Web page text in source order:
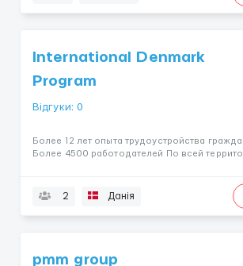
International Denmark
Program
Відгуки: 0
Более 12 лет опыта трудоустройства
Более 4500 работодателей По всей
2 Данія
pmm group